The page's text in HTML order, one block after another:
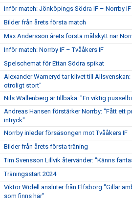
Inför match: Jönköpings Södra IF – Norrby IF
Bilder från årets första match
Max Andersson årets första målskytt när
Inför match: Norrby IF – Tvååkers IF
Spelschemat för Ettan Södra spikat
Alexander Warneryd tar klivet till Allsvenskan:
otroligt stort"
Nils Wallenberg är tillbaka: "En viktig
Andreas Hansen förstärker Norrby: "Fått ett
intryck"
Norrby inleder försäsongen mot Tvååkers IF
Bilder från årets första träning
Tim Svensson Lillvik återvänder: "Känns
Träningsstart 2024
Viktor Widell ansluter från Elfsborg "Gillar
som finns här"